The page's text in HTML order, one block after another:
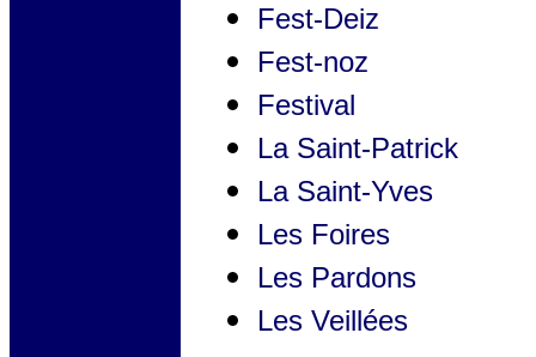
Fest-Deiz
Fest-noz
Festival
La Saint-Patrick
La Saint-Yves
Les Foires
Les Pardons
Les Veillées